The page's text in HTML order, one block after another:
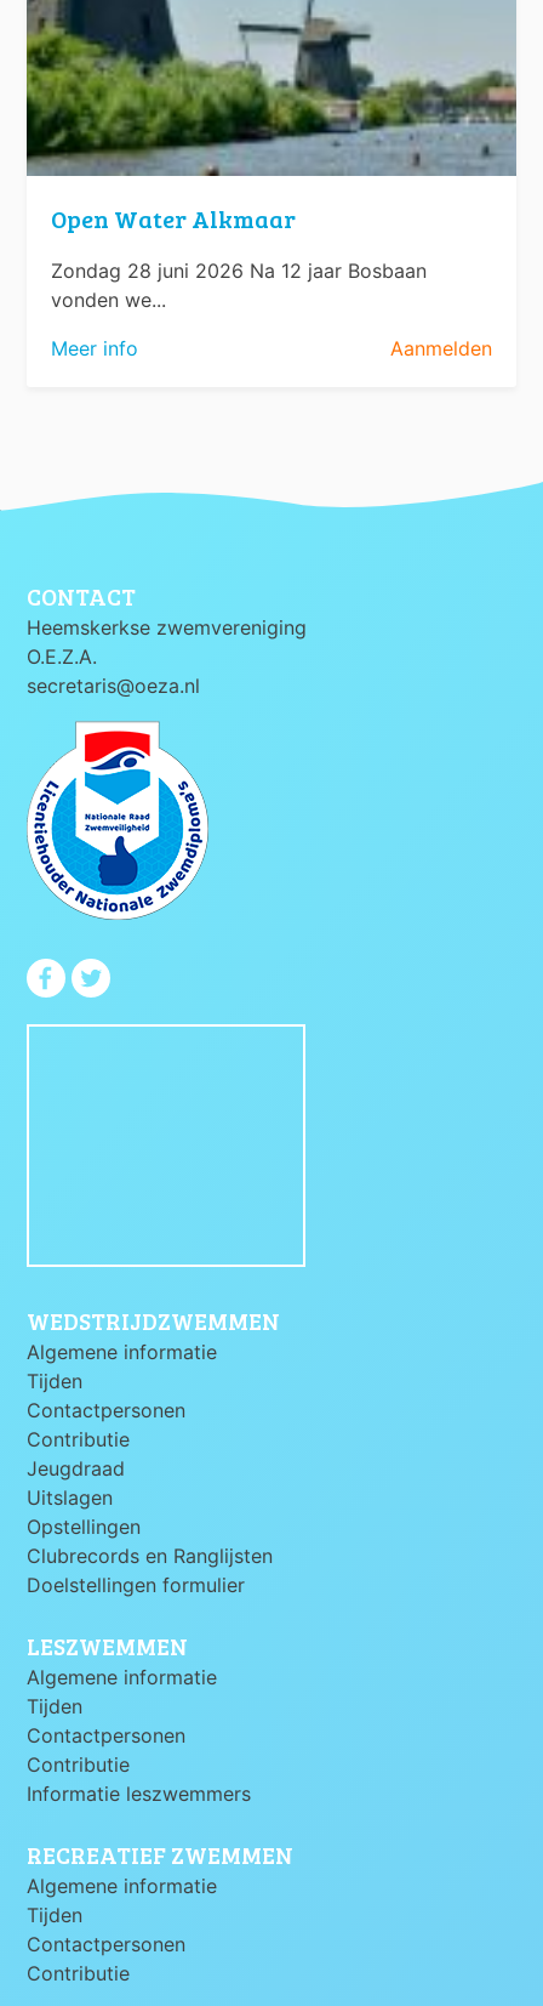
Open Water Alkmaar
Zondag 28 juni 2026 Na 12 jaar Bosbaan
vonden we...
Meer info
Aanmelden
CONTACT
Heemskerkse zwemvereniging
O.E.Z.A.
secretaris@oeza.nl
WEDSTRIJDZWEMMEN
Algemene informatie
Tijden
Contactpersonen
Contributie
Jeugdraad
Uitslagen
Opstellingen
Clubrecords en Ranglijsten
Doelstellingen formulier
LESZWEMMEN
Algemene informatie
Tijden
Contactpersonen
Contributie
Informatie leszwemmers
RECREATIEF ZWEMMEN
Algemene informatie
Tijden
Contactpersonen
Contributie